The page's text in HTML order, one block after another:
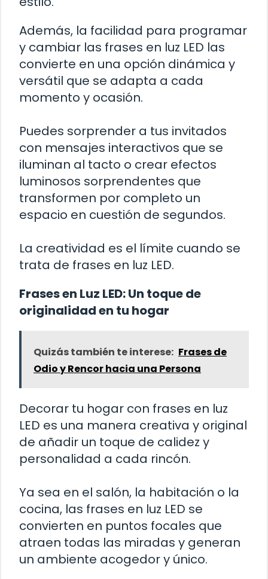
Además, la facilidad para programar
y cambiar las frases en luz LED las
convierte en una opción dinámica y
versátil que se adapta a cada
momento y ocasión.
Puedes sorprender a tus invitados
con mensajes interactivos que se
iluminan al tacto o crear efectos
luminosos sorprendentes que
transformen por completo un
espacio en cuestión de segundos.
La creatividad es el límite cuando se
trata de frases en luz LED.
Frases en Luz LED: Un toque de
originalidad en tu hogar
Quizás también te interese: Frases de
Odio y Rencor hacia una Persona
Decorar tu hogar con frases en luz
LED es una manera creativa y original
de añadir un toque de calidez y
personalidad a cada rincón.
Ya sea en el salón, la habitación o la
cocina, las frases en luz LED se
convierten en puntos focales que
atraen todas las miradas y generan
un ambiente acogedor y único.